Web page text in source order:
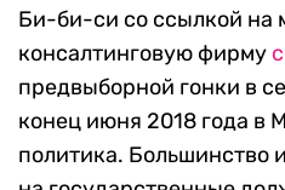
Би-би-си со ссылкой на
консалтинговую фирму
предвыборной гонки в
конец июня 2018 года в
политика. Большинство